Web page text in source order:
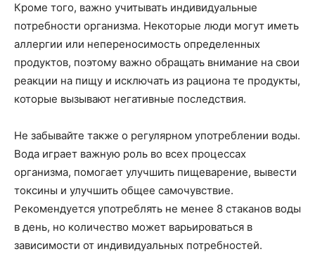
Кроме того, важно учитывать индивидуальные
потребности организма. Некоторые люди могут иметь
аллергии или непереносимость определенных
продуктов, поэтому важно обращать внимание на свои
реакции на пищу и исключать из рациона те продукты,
которые вызывают негативные последствия.
Не забывайте также о регулярном употреблении воды.
Вода играет важную роль во всех процессах
организма, помогает улучшить пищеварение, вывести
токсины и улучшить общее самочувствие.
Рекомендуется употреблять не менее 8 стаканов воды
в день, но количество может варьироваться в
зависимости от индивидуальных потребностей.